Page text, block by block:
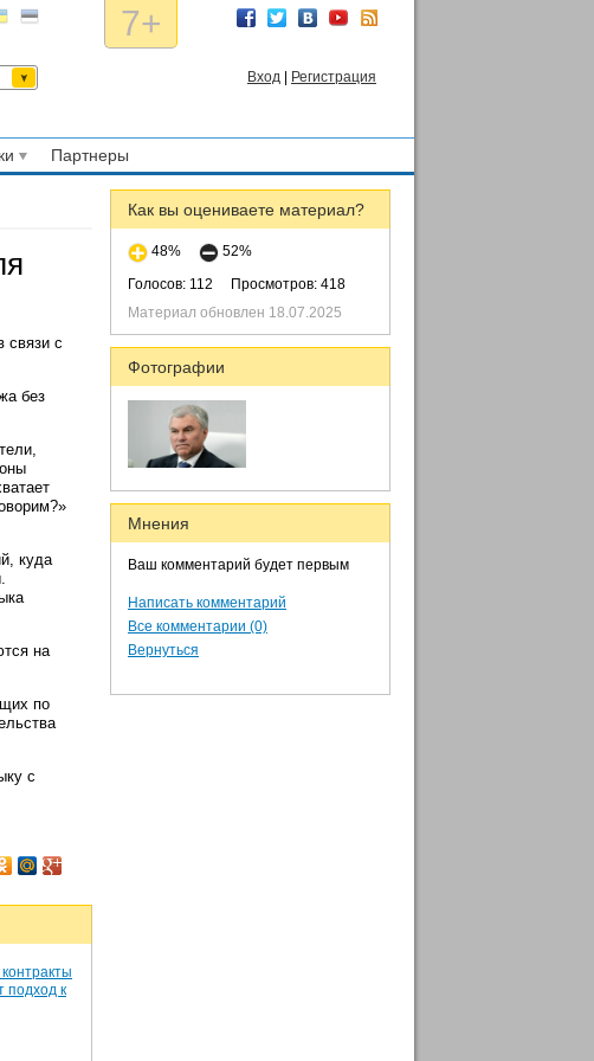
7+
Вход Регистрация
Партнеры
Как вы оцениваете материал?
48%
52%
Голосов: 112
Просмотров: 418
Материал обновлен 18.07.2025
Фотографии
Мнения
Ваш комментарий будет первым
Написать комментарий
Все комментарии (0)
Вернуться
связи с
без
куда
на
по
с
подход к